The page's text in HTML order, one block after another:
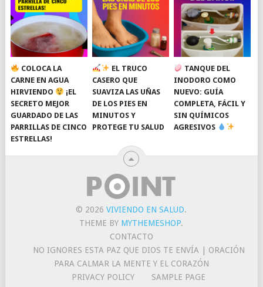
COLOCA LA
CARNE EN AGUA
HIRVIENDO
¡EL
SECRETO MEJOR
GUARDADO DE LAS
PARRILLAS DE CINCO
ESTRELLAS!
EL TRUCO
CASERO QUE
SUAVIZA LAS UÑAS
DE LOS PIES EN
MINUTOS Y
PROTEGE TU SALUD
TANQUE DEL
INODORO COMO
NUEVO: GUÍA
COMPLETA, FÁCIL Y
SIN QUÍMICOS
AGRESIVOS
© 2026VIVIENDO EN SALUD.
THEME BY MYTHEMESHOP.
CONTACTO
NO IGNORES ESTA PAZ QUE DIOS TE ENVÍA | ORACIÓN
PARA CALMAR LA MENTE Y EL CORAZÓN
PRIVACY POLICY
SAMPLE PAGE